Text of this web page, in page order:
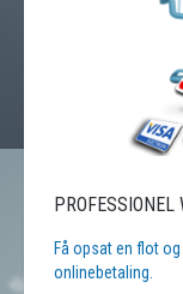
PROFESSIONEL
Få opsat en flot
onlinebetaling.